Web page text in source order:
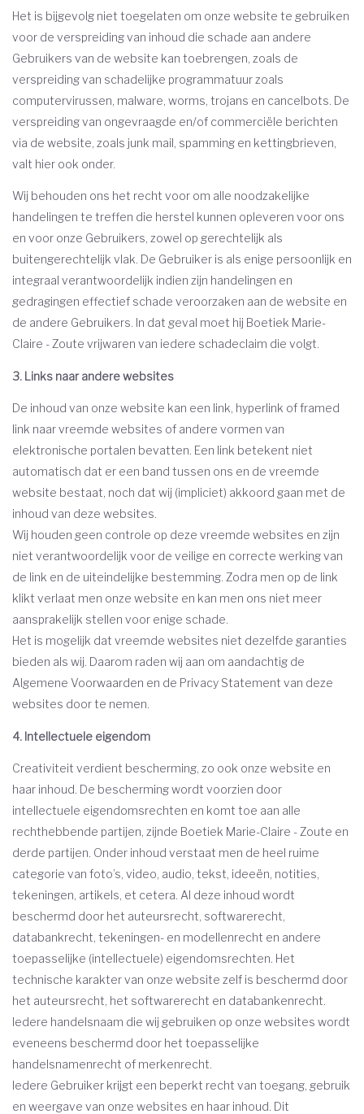
Het is bijgevolg niet toegelaten om onze website te gebruiken
voor de verspreiding van inhoud die schade aan andere
Gebruikers van de website kan toebrengen, zoals de
verspreiding van schadelijke programmatuur zoals
computervirussen, malware, worms, trojans en cancelbots. De
verspreiding van ongevraagde en/of commerciële berichten
via de website, zoals junk mail, spamming en kettingbrieven,
valt hier ook onder.
Wij behouden ons het recht voor om alle noodzakelijke
handelingen te treffen die herstel kunnen opleveren voor ons
en voor onze Gebruikers, zowel op gerechtelijk als
buitengerechtelijk vlak. De Gebruiker is als enige persoonlijk en
integraal verantwoordelijk indien zijn handelingen en
gedragingen effectief schade veroorzaken aan de website en
de andere Gebruikers. In dat geval moet hij Boetiek Marie-
Claire - Zoute vrijwaren van iedere schadeclaim die volgt.
3. Links naar andere websites
De inhoud van onze website kan een link, hyperlink of framed
link naar vreemde websites of andere vormen van
elektronische portalen bevatten. Een link betekent niet
automatisch dat er een band tussen ons en de vreemde
website bestaat, noch dat wij (impliciet) akkoord gaan met de
inhoud van deze websites.
Wij houden geen controle op deze vreemde websites en zijn
niet verantwoordelijk voor de veilige en correcte werking van
de link en de uiteindelijke bestemming. Zodra men op de link
klikt verlaat men onze website en kan men ons niet meer
aansprakelijk stellen voor enige schade.
Het is mogelijk dat vreemde websites niet dezelfde garanties
bieden als wij. Daarom raden wij aan om aandachtig de
Algemene Voorwaarden en de Privacy Statement van deze
websites door te nemen.
4. Intellectuele eigendom
Creativiteit verdient bescherming, zo ook onze website en
haar inhoud. De bescherming wordt voorzien door
intellectuele eigendomsrechten en komt toe aan alle
rechthebbende partijen, zijnde Boetiek Marie-Claire - Zoute en
derde partijen. Onder inhoud verstaat men de heel ruime
categorie van foto’s, video, audio, tekst, ideeën, notities,
tekeningen, artikels, et cetera. Al deze inhoud wordt
beschermd door het auteursrecht, softwarerecht,
databankrecht, tekeningen- en modellenrecht en andere
toepasselijke (intellectuele) eigendomsrechten. Het
technische karakter van onze website zelf is beschermd door
het auteursrecht, het softwarerecht en databankenrecht.
Iedere handelsnaam die wij gebruiken op onze websites wordt
eveneens beschermd door het toepasselijke
handelsnamenrecht of merkenrecht.
Iedere Gebruiker krijgt een beperkt recht van toegang, gebruik
en weergave van onze websites en haar inhoud. Dit